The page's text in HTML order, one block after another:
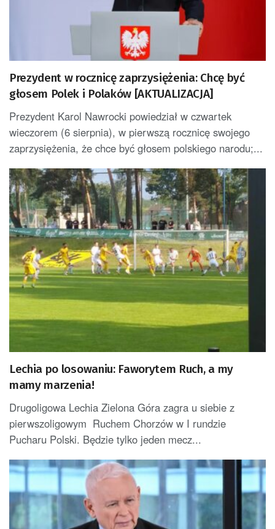
Prezydent w rocznicę zaprzysiężenia: Chcę być
głosem Polek i Polaków [AKTUALIZACJA]
Prezydent Karol Nawrocki powiedział w czwartek
wieczorem (6 sierpnia), w pierwszą rocznicę swojego
zaprzysiężenia, że chce być głosem polskiego narodu;...
Lechia po losowaniu: Faworytem Ruch, a my
mamy marzenia!
Drugoligowa Lechia Zielona Góra zagra u siebie z
pierwszoligowym Ruchem Chorzów w I rundzie
Pucharu Polski. Będzie tylko jeden mecz...